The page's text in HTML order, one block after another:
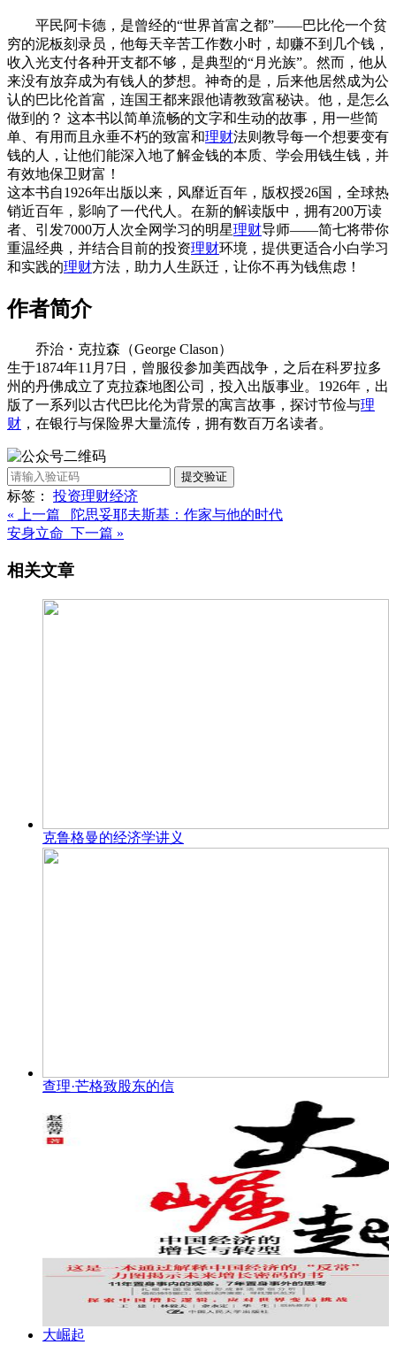
平民阿卡德，是曾经的“世界首富之都”——巴比伦一个贫
穷的泥板刻录员，他每天辛苦工作数小时，却赚不到几个钱，
收入光支付各种开支都不够，是典型的“月光族”。然而，他从
来没有放弃成为有钱人的梦想。神奇的是，后来他居然成为公
认的巴比伦首富，连国王都来跟他请教致富秘诀。他，是怎么
做到的？ 这本书以简单流畅的文字和生动的故事，用一些简
单、有用而且永垂不朽的致富和理财法则教导每一个想要变有
钱的人，让他们能深入地了解金钱的本质、学会用钱生钱，并
有效地保卫财富！
这本书自1926年出版以来，风靡近百年，版权授26国，全球热
销近百年，影响了一代代人。在新的解读版中，拥有200万读
者、引发7000万人次全网学习的明星理财导师——简七将带你
重温经典，并结合目前的投资理财环境，提供更适合小白学习
和实践的理财方法，助力人生跃迁，让你不再为钱焦虑！
作者简介
乔治・克拉森（George Clason）
生于1874年11月7日，曾服役参加美西战争，之后在科罗拉多
州的丹佛成立了克拉森地图公司，投入出版事业。1926年，出
版了一系列以古代巴比伦为背景的寓言故事，探讨节俭与理
财 ，在银行与保险界大量流传，拥有数百万名读者。
提交验证
标签： 投资理财经济
« 上一篇 陀思妥耶夫斯基：作家与他的时代
安身立命 下一篇 »
相关文章
克鲁格曼的经济学讲义
查理·芒格致股东的信
大崛起